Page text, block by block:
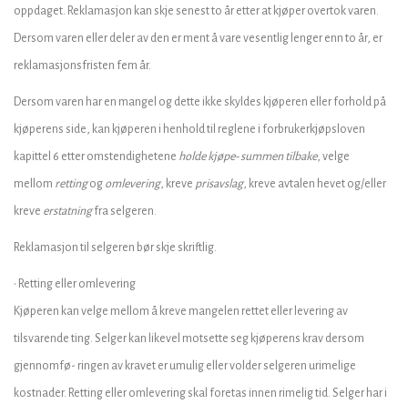
oppdaget. Reklamasjon kan skje senest to år etter at kjøper overtok varen.
Dersom varen eller deler av den er ment å vare vesentlig lenger enn to år, er
reklamasjonsfristen fem år.
Dersom varen har en mangel og dette ikke skyldes kjøperen eller forhold på
kjøperens side, kan kjøperen i henhold til reglene i forbrukerkjøpsloven
kapittel 6 etter omstendighetene holde kjøpe- summen tilbake, velge
mellom rettingog omlevering, kreve prisavslag, kreve avtalen hevet og/eller
kreve erstatningfra selgeren.
Reklamasjon til selgeren bør skje skriftlig.
• Retting eller omlevering
Kjøperen kan velge mellom å kreve mangelen rettet eller levering av
tilsvarende ting. Selger kan likevel motsette seg kjøperens krav dersom
gjennomfø- ringen av kravet er umulig eller volder selgeren urimelige
kostnader. Retting eller omlevering skal foretas innen rimelig tid. Selger har i